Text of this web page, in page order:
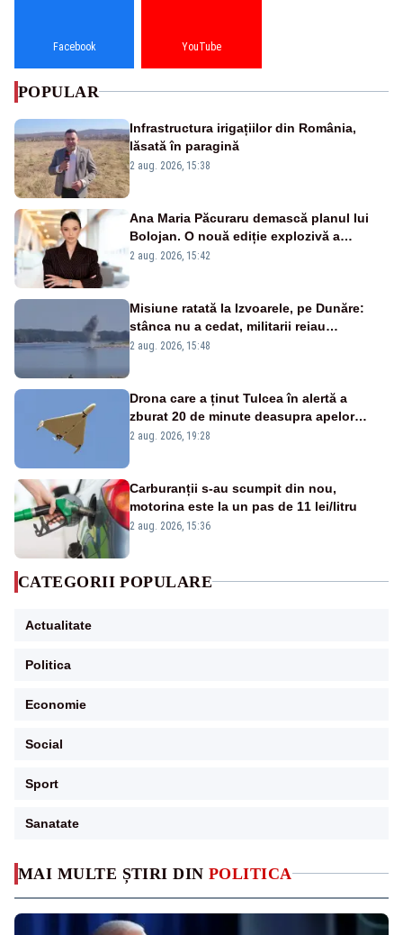
MAI MULTE ȘTIRI DIN POLITICA
Facebook YouTube
POPULAR
Infrastructura irigațiilor din România,
lăsată în paragină
2 aug. 2026, 15:38
Ana Maria Păcuraru demască planul lui
Bolojan. O nouă ediție explozivă a
emisiunii „Miza Zilei” la Realitatea PLUS
2 aug. 2026, 15:42
Misiune ratată la Izvoarele, pe Dunăre:
stânca nu a cedat, militarii reiau
detonările luni – VIDEO
2 aug. 2026, 15:48
Drona care a ținut Tulcea în alertă a
zburat 20 de minute deasupra apelor
României. Au fost ridicate două F-16
2 aug. 2026, 19:28
Carburanții s-au scumpit din nou,
motorina este la un pas de 11 lei/litru
2 aug. 2026, 15:36
CATEGORII POPULARE
Actualitate
Politica
Economie
Social
Sport
Sanatate